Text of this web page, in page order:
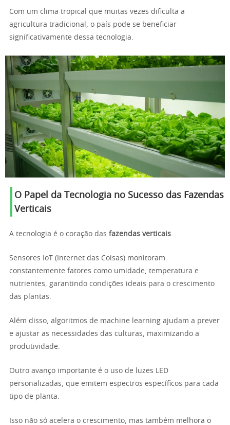
Com um clima tropical que muitas vezes dificulta a
agricultura tradicional, o país pode se beneficiar
significativamente dessa tecnologia.
O Papel da Tecnologia no Sucesso das Fazendas
Verticais
A tecnologia é o coração das fazendas verticais.
Sensores IoT (Internet das Coisas) monitoram
constantemente fatores como umidade, temperatura e
nutrientes, garantindo condições ideais para o crescimento
das plantas.
Além disso, algoritmos de machine learning ajudam a prever
e ajustar as necessidades das culturas, maximizando a
produtividade.
Outro avanço importante é o uso de luzes LED
personalizadas, que emitem espectros específicos para cada
tipo de planta.
Isso não só acelera o crescimento, mas também melhora o